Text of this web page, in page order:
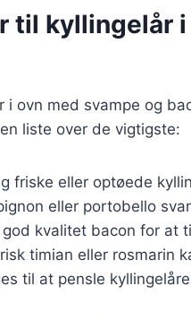
til kyllingelår
i ovn med svampe og
liste over de vigtigste:
friske eller optøede
eller portobello
kvalitet bacon for at
timian eller rosmarin
til at pensle